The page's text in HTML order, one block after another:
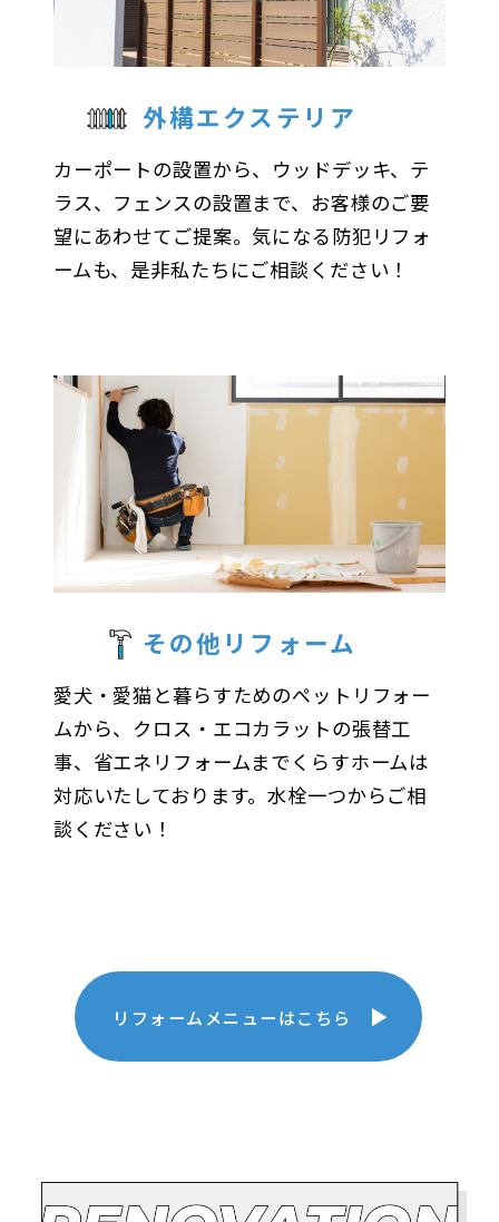
外構エクステリア
カーポートの設置から、ウッドデッキ、テ
ラス、フェンスの設置まで、お客様のご要
望にあわせてご提案。気になる防犯リフォ
ームも、是非私たちにご相談ください！
その他リフォーム
愛犬・愛猫と暮らすためのペットリフォー
ムから、クロス・エコカラットの張替工
事、省エネリフォームまでくらすホームは
対応いたしております。水栓一つからご相
談ください！
リフォームメニューはこちら